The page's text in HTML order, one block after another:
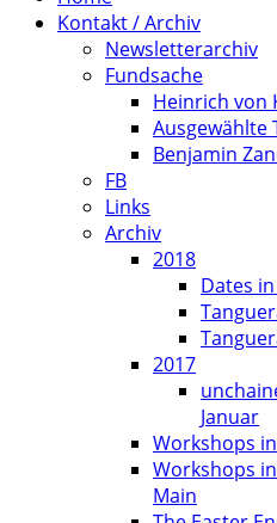
Kontakt / Archiv
Newsletterarchiv
Fundsache
Heinrich von
Benjamin
FB
Links
Archiv
2018
Dates
2017
Januar
Workshops
Workshops
Main